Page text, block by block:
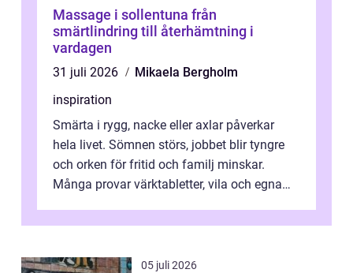
Massage i sollentuna från
smärtlindring till återhämtning i
vardagen
31 juli 2026
Mikaela Bergholm
inspiration
Smärta i rygg, nacke eller axlar påverkar
hela livet. Sömnen störs, jobbet blir tyngre
och orken för fritid och familj minskar.
Många provar värktabletter, vila och egna
05 juli 2026